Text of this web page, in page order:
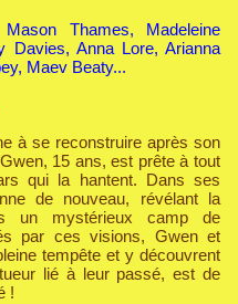
Thames, Madeleine
Davies, Anna Lore, Arianna
Maev Beaty...
à se reconstruire après son
15 ans, est prête à tout
qui la hantent. Dans ses
de nouveau, révélant la
un mystérieux camp de
par ces visions, Gwen et
tempête et y découvrent
lié à leur passé, est de
!